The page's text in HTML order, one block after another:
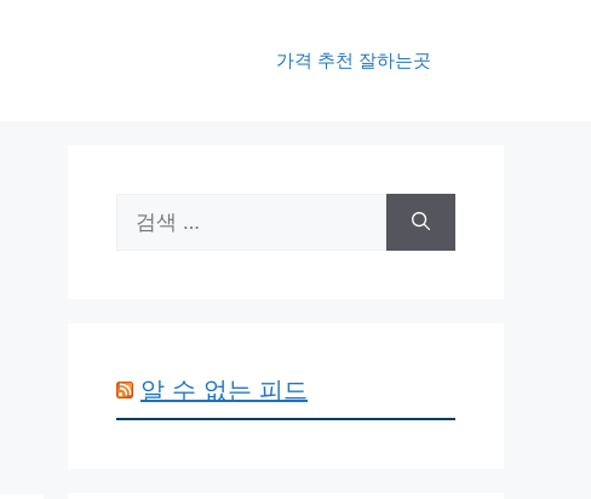
가격 추천 잘하는곳
색:
알 수 없는 피드